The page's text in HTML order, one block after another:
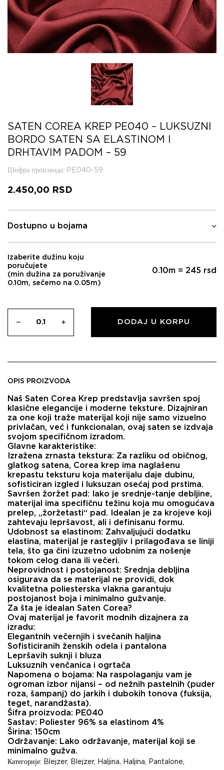
SATEN COREA KREP PE040 – LUKSUZNI
BORDO SATEN SA ELASTINOM I
DRHTAVIM PADOM – 59
Шифра производа: PE040-59
2.450,00 RSD
Dostupno u bojama
Izaberite dužinu koju
poručujete
(min dužina za poruživanje
0.10m, sečemo na 0.05m)
0.10m = 245 rsd
DODAJ U KORPU
OPIS PROIZVODA
Naš Saten Corea Krep predstavlja savršen spoj
klasične elegancije i moderne teksture. Dizajniran
za one koji traže materijal koji nije samo vizuelno
privlačan, već i funkcionalan, ovaj saten se izdvaja
svojom specifičnom izradom.
Glavne karakteristike:
Izražena zrnasta tekstura: Za razliku od običnog,
glatkog satena, Corea krep ima naglašenu
krepastu teksturu koja materijalu daje dubinu,
sofisticiran izgled i luksuzan osećaj pod prstima.
Savršen žoržet pad: Iako je srednje-tanje debljine,
materijal ima specifičnu težinu koja mu omogućava
prelep, „žoržetasti“ pad. Idealan je za krojeve koji
zahtevaju lepršavost, ali i definisanu formu.
Udobnost sa elastinom: Zahvaljujući dodatku
elastina, materijal je rastegljiv i prilagođava se liniji
tela, što ga čini izuzetno udobnim za nošenje
tokom celog dana ili večeri.
Neprovidnost i postojanost: Srednja debljina
osigurava da se materijal ne providi, dok
kvalitetna poliesterska vlakna garantuju
postojanost boja i minimalno gužvanje.
Za šta je idealan Saten Corea?
Ovaj materijal je favorit modnih dizajnera za
izradu:
Elegantnih večernjih i svečanih haljina
Sofisticiranih ženskih odela i pantalona
Lepršavih suknji i bluza
Luksuznih venčanica i ogrtača
Napomena o bojama: Na raspolaganju vam je
ogroman izbor nijansi – od nežnih pastelnih (puder
roza, šampanj) do jarkih i dubokih tonova (fuksija,
teget, narandžasta).
Šifra proizvoda: PE040
Sastav: Poliester 96% sa elastinom 4%
Širina: 150cm
Održavanje: Lako održavanje, materijal koji se
minimalno gužva.
Категорије: Blejzer, Blejzer, Haljina, Haljina, Pantalone,